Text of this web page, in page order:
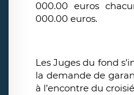
000.00 euros
000.00 euros.
Les Juges du fond
la demande de
à l’encontre du